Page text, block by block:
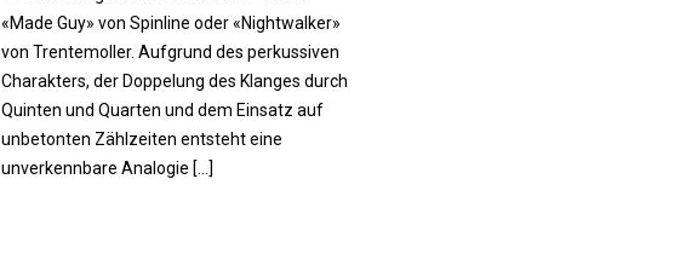
«Made Guy» von Spinline oder «Nightwalker»
von Trentemoller. Aufgrund des perkussiven
Charakters, der Doppelung des Klanges durch
Quinten und Quarten und dem Einsatz auf
unbetonten Zählzeiten entsteht eine
unverkennbare Analogie […]